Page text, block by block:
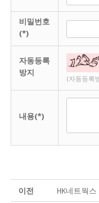
비밀번호
(*)
자동등록
방지
(자동등록
내용(*)
이전 HK네트웍